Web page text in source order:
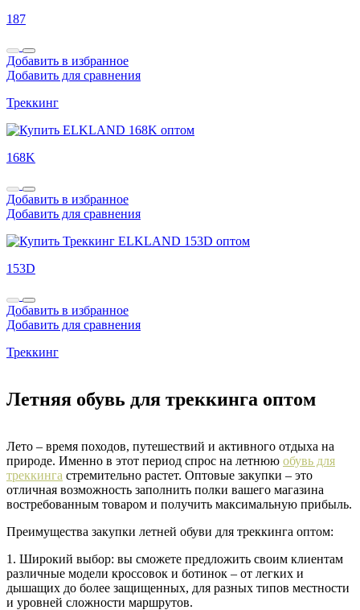
187
Добавить в избранное
Добавить для сравнения
Треккинг
168K
Добавить в избранное
Добавить для сравнения
153D
Добавить в избранное
Добавить для сравнения
Треккинг
Летняя обувь для треккинга оптом
Лето – время походов, путешествий и активного отдыха на
природе. Именно в этот период спрос на летнюю обувь для
треккинга стремительно растет. Оптовые закупки – это
отличная возможность заполнить полки вашего магазина
востребованным товаром и получить максимальную прибыль.
Преимущества закупки летней обуви для треккинга оптом:
1. Широкий выбор: вы сможете предложить своим клиентам
различные модели кроссовок и ботинок – от легких и
дышащих до более защищенных, для разных типов местности
и уровней сложности маршрутов.